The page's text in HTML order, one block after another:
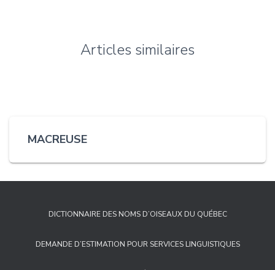
Articles similaires
MACREUSE
DICTIONNAIRE DES NOMS D’OISEAUX DU QUÉBEC
DEMANDE D’ESTIMATION POUR SERVICES LINGUISTIQUES